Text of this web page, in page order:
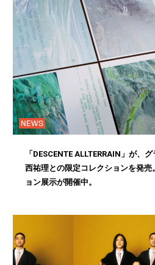
NEWS
「DESCENTE ALLTERRAIN」が、
西祐理との限定コレクションを発
ョン展示が開催中。